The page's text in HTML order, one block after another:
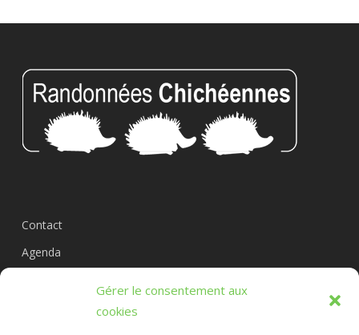
Gérer le consentement aux
cookies
Contact
Agenda